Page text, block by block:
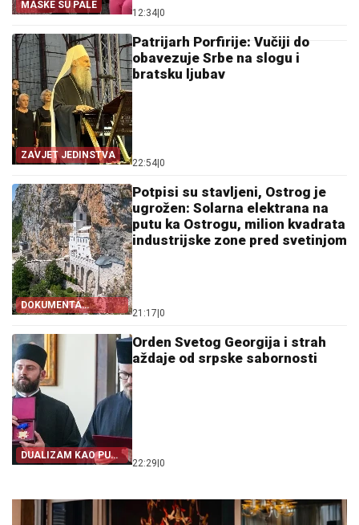
MASKE SU PALE
12:34 0
ZAVJET JEDINSTVA
Patrijarh Porfirije: Vučiji do
obavezuje Srbe na slogu i
bratsku ljubav
22:54 0
DOKUMENTA
OTKRIVAJU
Potpisi su stavljeni, Ostrog je
ugrožen: Solarna elektrana na
putu ka Ostrogu, milion kvadrata
industrijske zone pred svetinjom
21:17 0
DUALIZAM KAO PUT
IZ SRPSTVA
Orden Svetog Georgija i strah
aždaje od srpske sabornosti
22:29 0